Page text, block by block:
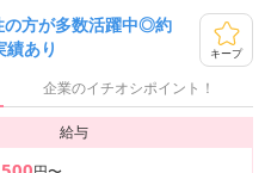
の方が多数活躍中◎約
あり
キープ
企業のイチオシポイント！
給与